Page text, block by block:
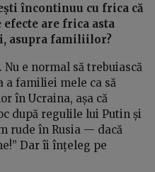
încontinuu cu frica că
efecte are frica asta
asupra familiilor?
Nu e normal să trebuiască
a familiei mele ca să
în Ucraina, așa că
după regulile lui Putin și
rude în Rusia — dacă
Dar îi înțeleg pe